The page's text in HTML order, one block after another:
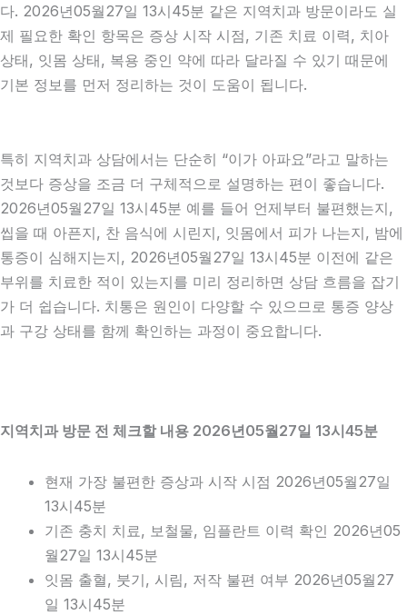
다. 2026년05월27일 13시45분 같은 지역치과 방문이라도 실
제 필요한 확인 항목은 증상 시작 시점, 기존 치료 이력, 치아
상태, 잇몸 상태, 복용 중인 약에 따라 달라질 수 있기 때문에
기본 정보를 먼저 정리하는 것이 도움이 됩니다.
특히 지역치과 상담에서는 단순히 “이가 아파요”라고 말하는
것보다 증상을 조금 더 구체적으로 설명하는 편이 좋습니다.
2026년05월27일 13시45분 예를 들어 언제부터 불편했는지,
씹을 때 아픈지, 찬 음식에 시린지, 잇몸에서 피가 나는지, 밤에
통증이 심해지는지, 2026년05월27일 13시45분 이전에 같은
부위를 치료한 적이 있는지를 미리 정리하면 상담 흐름을 잡기
가 더 쉽습니다. 치통은 원인이 다양할 수 있으므로 통증 양상
과 구강 상태를 함께 확인하는 과정이 중요합니다.
지역치과 방문 전 체크할 내용 2026년05월27일 13시45분
현재 가장 불편한 증상과 시작 시점 2026년05월27일
13시45분
기존 충치 치료, 보철물, 임플란트 이력 확인 2026년05
월27일 13시45분
잇몸 출혈, 붓기, 시림, 저작 불편 여부 2026년05월27
일 13시45분